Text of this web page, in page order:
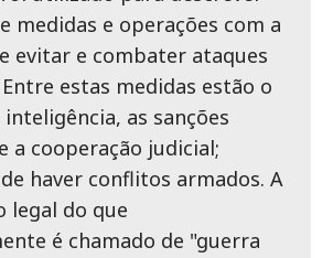
medidas e operações com a
evitar e combater ataques
estas medidas estão o
as sanções
a cooperação judicial;
haver conflitos armados. A
legal do que
é chamado de "guerra